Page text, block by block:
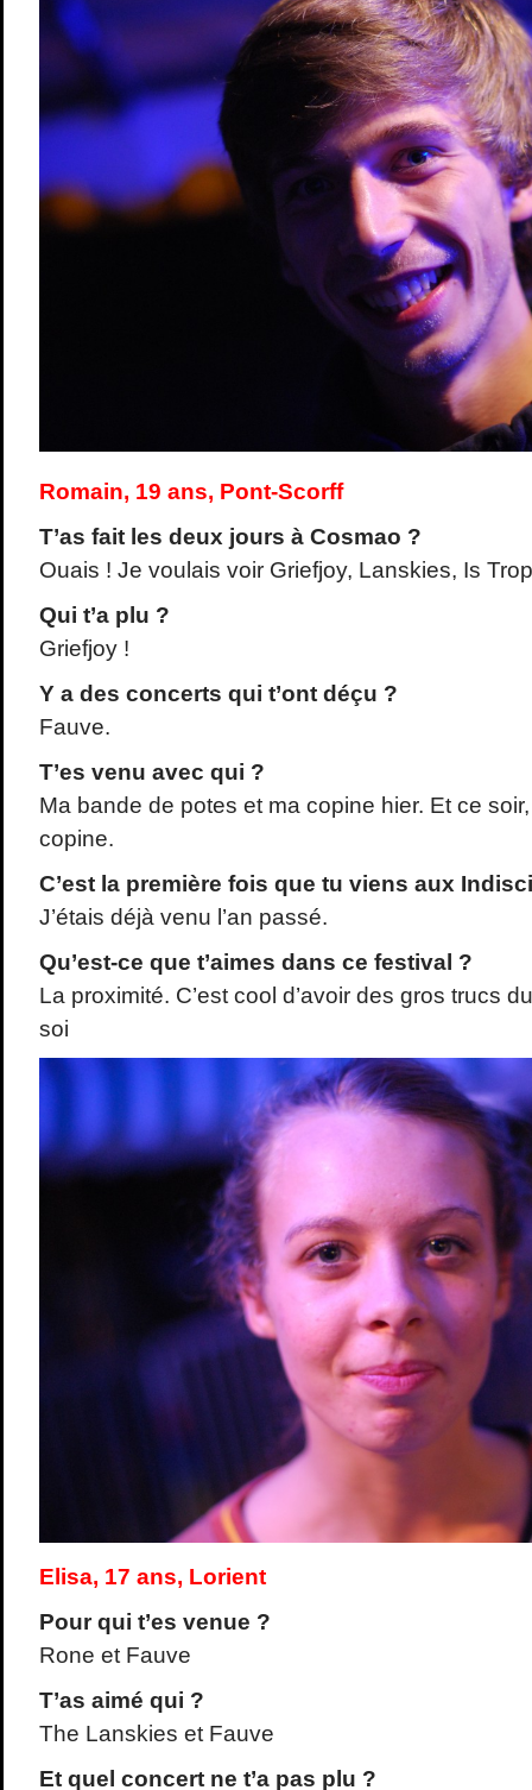
Romain, 19 ans, Pont-Scorff
T’as fait les deux jours à Cosmao ?
Ouais ! Je voulais voir Griefjoy, Lanskies, Is
Qui t’a plu ?
Griefjoy !
Y a des concerts qui t’ont déçu ?
Fauve.
T’es venu avec qui ?
Ma bande de potes et ma copine hier. Et ce
copine.
C’est la première fois que tu viens aux
J’étais déjà venu l’an passé.
Qu’est-ce que t’aimes dans ce festival ?
La proximité. C’est cool d’avoir des gros trucs
soi
Elisa, 17 ans, Lorient
Pour qui t’es venue ?
Rone et Fauve
T’as aimé qui ?
The Lanskies et Fauve
Et quel concert ne t’a pas plu ?